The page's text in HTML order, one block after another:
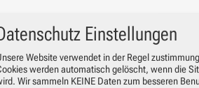
Einstellungen
Website verwendet in der Regel
werden automatisch gelöscht, wenn die
Wir sammeln KEINE Daten zum besseren